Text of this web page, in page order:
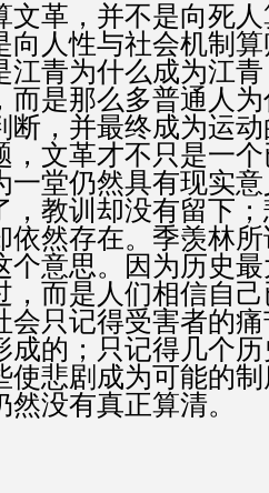
文革，并不是向死
向人性与社会机制
江青为什么成为江
而是那么多普通人
断，并最终成为运
，文革才不只是一
一堂仍然具有现实
，教训却没有留下
依然存在。季羡林
个意思。因为历史
，而是人们相信自
会只记得受害者的
成的；只记得几个
使悲剧成为可能的
没有真正算清。